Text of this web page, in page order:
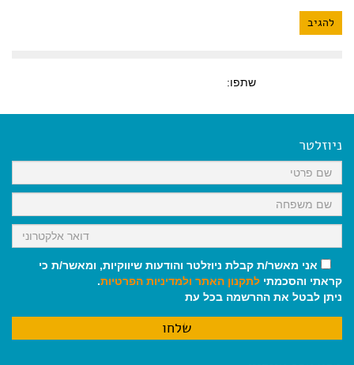
שתפו:
ניוזלטר
אני מאשר/ת קבלת ניוזלטר והודעות שיווקיות, ומאשר/ת כי
קראתי והסכמתי לתקנון האתר ולמדיניות הפרטיות.
ניתן לבטל את ההרשמה בכל עת